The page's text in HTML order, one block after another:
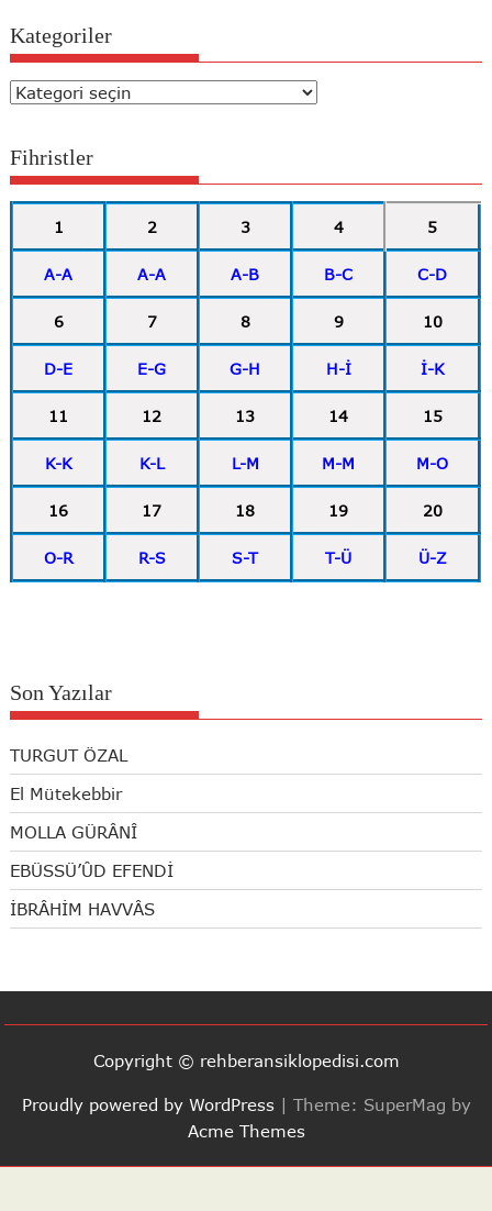
Kategoriler
Kategoriler
Fihristler
1 2 3 4 5
A-A A-A A-B B-C C-D
6 7 8 9 10
D-E E-G G-H H-İ İ-K
11 12 13 14 15
K-K K-L L-M M-M M-O
16 17 18 19 20
O-R R-S S-T T-Ü Ü-Z
Son Yazılar
TURGUT ÖZAL
El Mütekebbir
MOLLA GÜRÂNÎ
EBÜSSÜ’ÛD EFENDİ
İBRÂHİM HAVVÂS
Copyright © rehberansiklopedisi.com
Proudly powered by WordPress | Theme: SuperMag by
Acme Themes